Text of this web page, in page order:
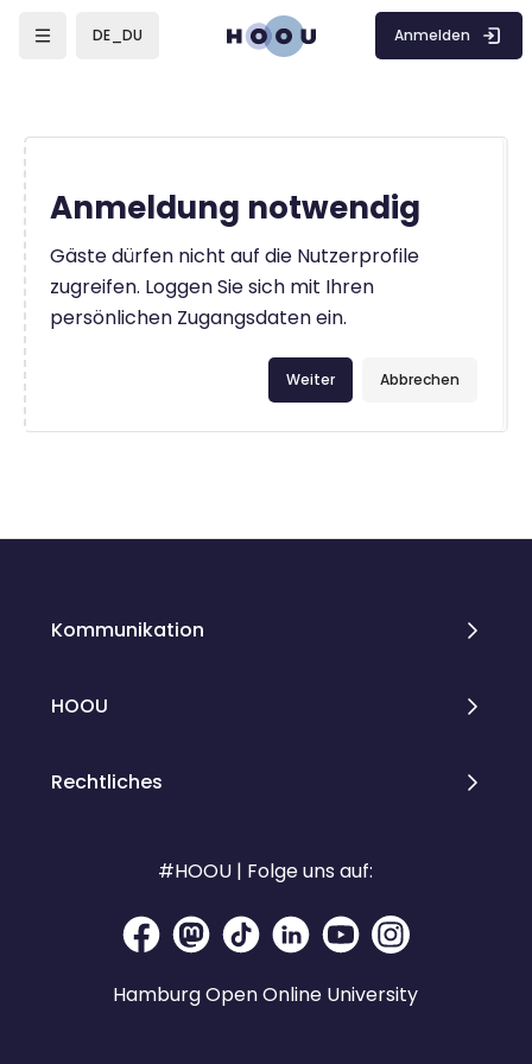
DE_DU Anmelden
Anmeldung notwendig
Gäste dürfen nicht auf die Nutzerprofile
zugreifen. Loggen Sie sich mit Ihren
persönlichen Zugangsdaten ein.
Abbrechen
Weiter
Kommunikation
HOOU
Rechtliches
#HOOU | Folge uns auf:
Hamburg Open Online University